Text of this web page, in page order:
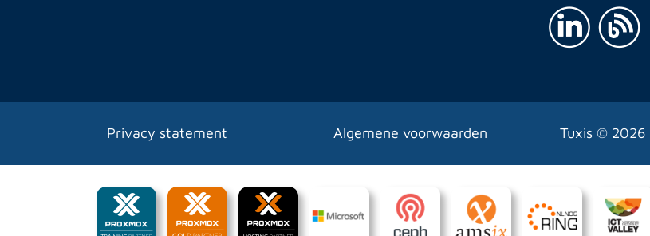
Privacy statement Algemene voorwaarden Tuxis © 2026